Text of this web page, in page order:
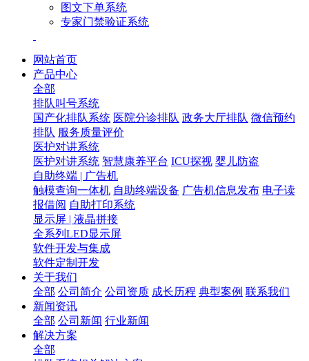
图文下单系统
专家门禁验证系统
网站首页
产品中心
全部
排队叫号系统
国产化排队系统 医院分诊排队 政务大厅排队 微信预约
排队 服务质量评价
医护对讲系统
医护对讲系统 智慧康养平台 ICU探视 婴儿防盗
自助终端 | 广告机
触模查询一体机 自助终端设备 广告机信息发布 电子读
报借阅 自助打印系统
显示屏 | 液晶拼接
全系列LED显示屏
软件开发与集成
软件定制开发
关于我们
全部 公司简介 公司资质 成长历程 典型案例 联系我们
新闻资讯
全部 公司新闻 行业新闻
解决方案
全部